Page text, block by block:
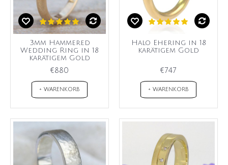
3mm Hammered
Wedding Ring in 18
karätigem Gold
€880
+ WARENKORB
Halo Ehering in 18
karätigem Gold
€747
+ WARENKORB